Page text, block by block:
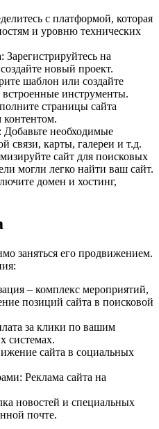
с платформой, которая
и уровню технических
Зарегистрируйтесь на
новый проект.
шаблон или создайте
встроенные инструменты.
страницы сайта
необходимые
связи, карты, галереи и т.д.
сайт для поисковых
могли легко найти ваш сайт.
домен и хостинг,
заняться его продвижением.
– комплекс мероприятий,
позиций сайта в поисковой
за клики по вашим
системах.
сайта в социальных
Реклама сайта на
новостей и специальных
почте.